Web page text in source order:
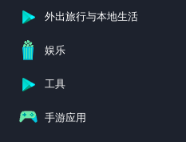
外出旅行与本地生活
娱乐
工具
手游应用